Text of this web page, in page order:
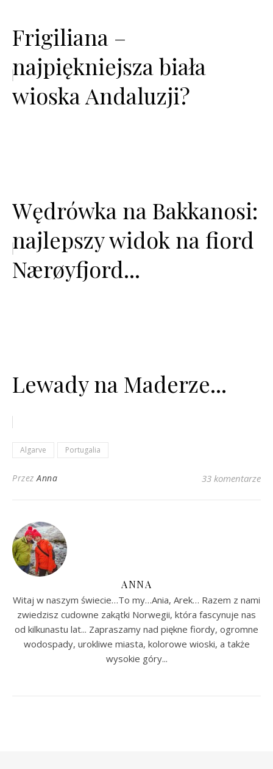
Frigiliana –
najpiękniejsza biała
wioska Andaluzji?
Wędrówka na Bakkanosi:
najlepszy widok na fiord
Nærøyfjord...
Lewady na Maderze...
Algarve Portugalia
PrzezAnna 33 komentarze
ANNA
Witaj w naszym świecie…To my…Ania, Arek… Razem z nami
zwiedzisz cudowne zakątki Norwegii, która fascynuje nas
od kilkunastu lat... Zapraszamy nad piękne fiordy, ogromne
wodospady, urokliwe miasta, kolorowe wioski, a także
wysokie góry...